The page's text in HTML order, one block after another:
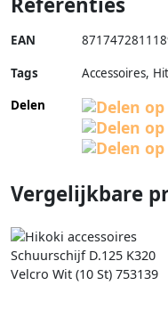
EAN
Tags
Accessoires,
Delen
Vergelijkbare